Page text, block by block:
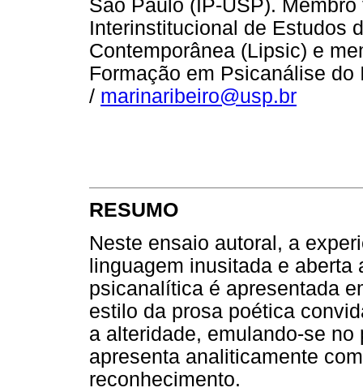
São Paulo (IP-USP).
Interinstitucional de Estudos
Contemporânea (Lipsic) e
Formação em Psicanálise
/ marinaribeiro@usp.br
RESUMO
Neste ensaio autoral, a
linguagem inusitada e
psicanalítica é apresentada
estilo da prosa poética
a alteridade, emulando-se
apresenta analiticamente
reconhecimento.